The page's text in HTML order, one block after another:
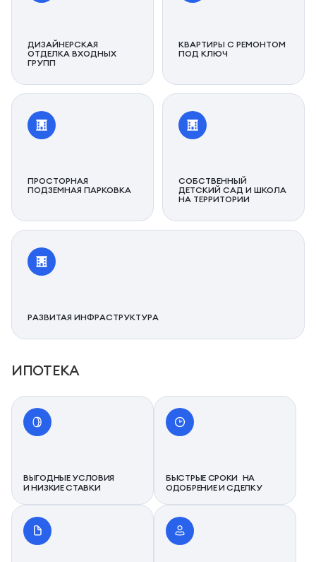
ДИЗАЙНЕРСКАЯ
ОТДЕЛКА ВХОДНЫХ
ГРУПП
КВАРТИРЫ С РЕМОНТОМ
ПОД КЛЮЧ
ПРОСТОРНАЯ
ПОДЗЕМНАЯ ПАРКОВКА
СОБСТВЕННЫЙ
ДЕТСКИЙ САД И ШКОЛА
НА ТЕРРИТОРИИ
РАЗВИТАЯ ИНФРАСТРУКТУРА
ИПОТЕКА
ВЫГОДНЫЕ УСЛОВИЯ
И НИЗКИЕ СТАВКИ
БЫСТРЫЕ СРОКИ НА
ОДОБРЕНИЕ И СДЕЛКУ